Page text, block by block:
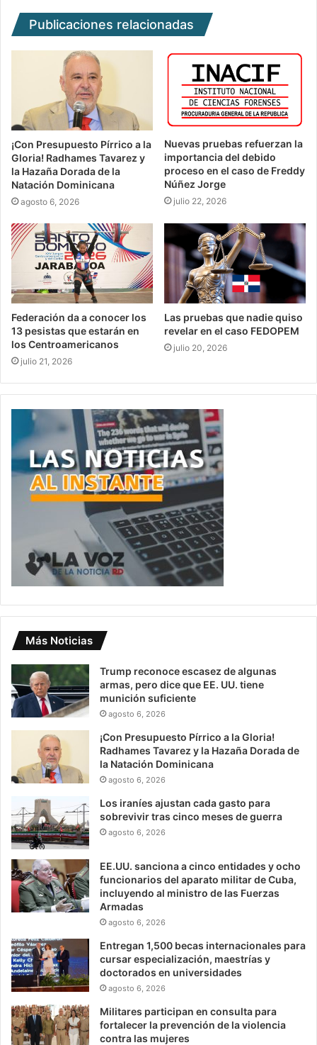
Publicaciones relacionadas
¡Con Presupuesto Pírrico a la
Gloria! Radhames Tavarez y
la Hazaña Dorada de la
Natación Dominicana
agosto 6, 2026
Nuevas pruebas refuerzan la
importancia del debido
proceso en el caso de Freddy
Núñez Jorge
julio 22, 2026
Federación da a conocer los
13 pesistas que estarán en
los Centroamericanos
julio 21, 2026
Las pruebas que nadie quiso
revelar en el caso FEDOPEM
julio 20, 2026
Más Noticias
Trump reconoce escasez de algunas
armas, pero dice que EE. UU. tiene
munición suficiente
agosto 6, 2026
¡Con Presupuesto Pírrico a la Gloria!
Radhames Tavarez y la Hazaña Dorada de
la Natación Dominicana
agosto 6, 2026
Los iraníes ajustan cada gasto para
sobrevivir tras cinco meses de guerra
agosto 6, 2026
EE.UU. sanciona a cinco entidades y ocho
funcionarios del aparato militar de Cuba,
incluyendo al ministro de las Fuerzas
Armadas
agosto 6, 2026
Entregan 1,500 becas internacionales para
cursar especialización, maestrías y
doctorados en universidades
agosto 6, 2026
Militares participan en consulta para
fortalecer la prevención de la violencia
contra las mujeres